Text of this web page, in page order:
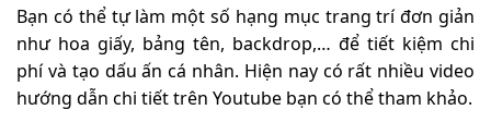
Bạn có thể tự làm một số hạng mục trang trí đơn giản
như hoa giấy, bảng tên, backdrop,… để tiết kiệm chi
phí và tạo dấu ấn cá nhân. Hiện nay có rất nhiều video
hướng dẫn chi tiết trên Youtube bạn có thể tham khảo.